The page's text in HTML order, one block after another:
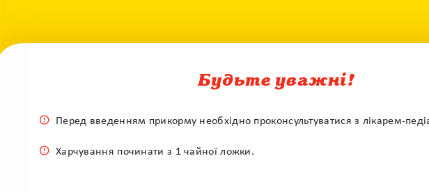
Будьте уважні!
Перед введенням прикорму необхідно проконсультуватися з лікарем-
Харчування починати з 1 чайної ложки.